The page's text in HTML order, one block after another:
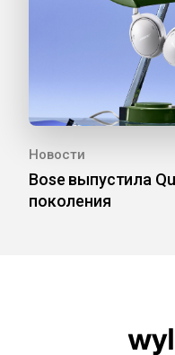
Новости
Bose выпустила
поколения